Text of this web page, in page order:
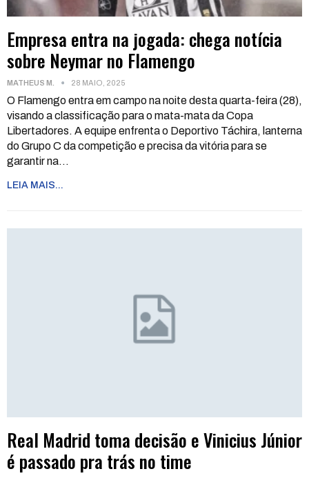
Empresa entra na jogada: chega notícia
sobre Neymar no Flamengo
MATHEUS M. 28 MAIO, 2025
O Flamengo entra em campo na noite desta quarta-feira (28),
visando a classificação para o mata-mata da Copa
Libertadores. A equipe enfrenta o Deportivo Táchira, lanterna
do Grupo C da competição e precisa da vitória para se
garantir na…
LEIA MAIS...
Real Madrid toma decisão e Vinicius Júnior
é passado pra trás no time